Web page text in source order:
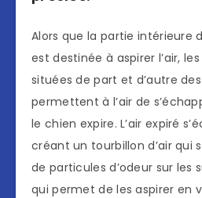
Alors que la partie intérieure
est destinée à aspirer l’air,
situées de part et d’autre
permettent à l’air de
le chien expire. L’air expiré
créant un tourbillon d’air qui
de particules d’odeur sur les
qui permet de les aspirer en